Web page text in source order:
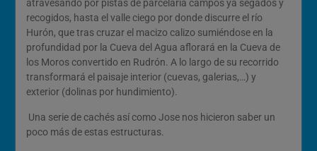
atravesando por pistas de parcelaria campos ya segados y
recogidos, hasta el valle ciego por donde discurre el río
Hurón, que tras cruzar el macizo calizo sumiéndose en la
profundidad por la Cueva del Agua aflorará en la Cueva de
los Moros convertido en Rudrón. A lo largo de su recorrido
transformará el paisaje interior (cuevas, galerias,…) y
exterior (dolinas por hundimiento).
Una serie de cachés así como Jose nos hicieron saber un
poco más de estas estructuras.